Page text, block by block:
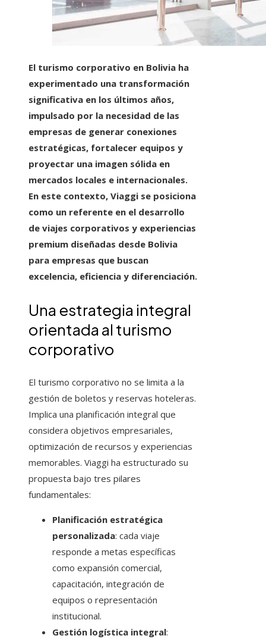
El turismo corporativo en Bolivia ha
experimentado una transformación
significativa en los últimos años,
impulsado por la necesidad de las
empresas de generar conexiones
estratégicas, fortalecer equipos y
proyectar una imagen sólida en
mercados locales e internacionales.
En este contexto, Viaggi se posiciona
como un referente en el desarrollo
de viajes corporativos y experiencias
premium diseñadas desde Bolivia
para empresas que buscan
excelencia, eficiencia y diferenciación.
Una estrategia integral
orientada al turismo
corporativo
El turismo corporativo no se limita a la
gestión de boletos y reservas hoteleras.
Implica una planificación integral que
considera objetivos empresariales,
optimización de recursos y experiencias
memorables. Viaggi ha estructurado su
propuesta bajo tres pilares
fundamentales:
Planificación estratégica
personalizada: cada viaje
responde a metas específicas
como expansión comercial,
capacitación, integración de
equipos o representación
institucional.
Gestión logística integral: